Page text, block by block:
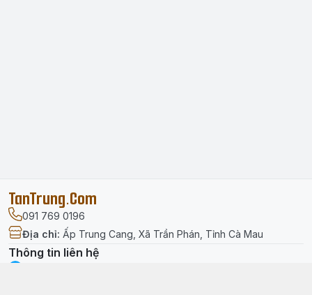
TanTrung.Com
091 769 0196
Địa chỉ: Ấp Trung Cang, Xã Trần Phán, Tỉnh Cà Mau
Thông tin liên hệ